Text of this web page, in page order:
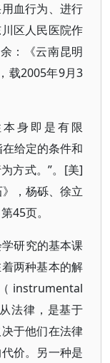
血行为、进行
区人民医院作
：《云南昆明
载2005年9月3
身即是有限
给定的条件和
方式。”。[美]
，杨砾、徐立
45页。
研究的基本课
两种基本的解
法律，是基于
于他们在法律
价。另一种是